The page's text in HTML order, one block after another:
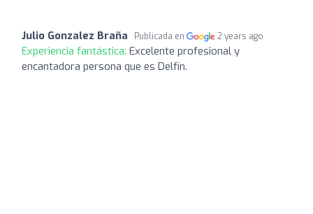
Julio Gonzalez Braña Publicada en 2 years ago
Experiencia fantástica: Excelente profesional y
encantadora persona que es Delfín.